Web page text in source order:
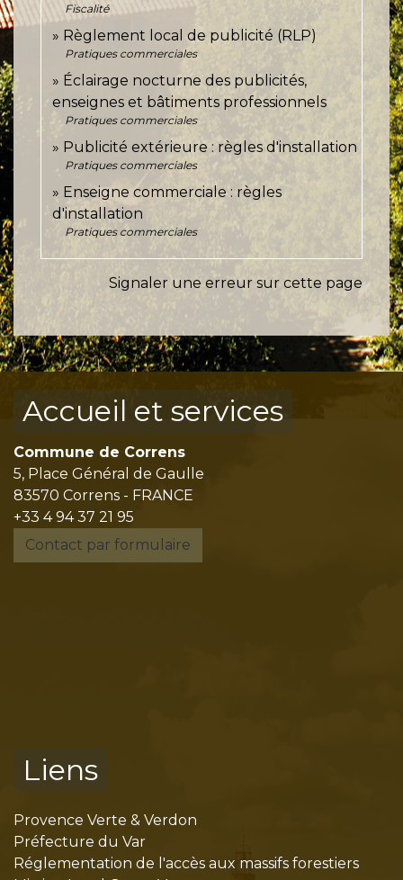
Fiscalité
Règlement local de publicité (RLP)
Pratiques commerciales
Éclairage nocturne des publicités,
enseignes et bâtiments professionnels
Pratiques commerciales
Publicité extérieure : règles d'installation
Pratiques commerciales
Enseigne commerciale : règles
d'installation
Pratiques commerciales
Signaler une erreur sur cette page
Accueil et services
Commune de Correns
5, Place Général de Gaulle
83570 Correns - FRANCE
+33 4 94 37 21 95
Contact par formulaire
Liens
Provence Verte & Verdon
Préfecture du Var
Réglementation de l'accès aux massifs forestiers